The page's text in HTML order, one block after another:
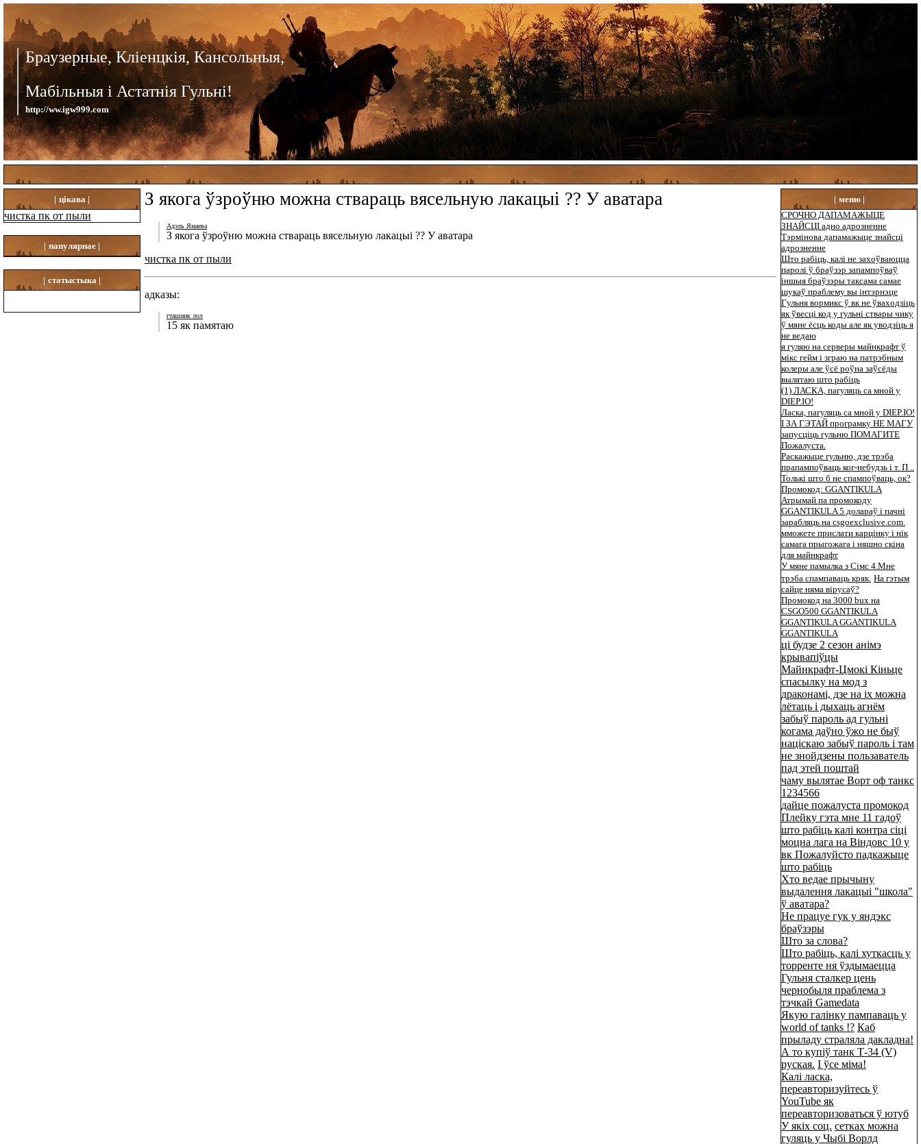
Браузерные, Кліенцкія, Кансольныя,
Мабільныя і Астатнія Гульні!
http://ww.igw999.com
| цікава |
чистка пк от пыли
| папулярнае |
| статыстыка |
З якога ўзроўню можна ствараць вясельную лакацыі ?? У аватара
Адэль Ямаева
З якога ўзроўню можна ствараць вясельную лакацыі ?? У аватара
чистка пк от пыли
адказы:
гташник лол
15 як памятаю
| меню |
СРОЧНО ДАПАМАЖЫЦЕ
ЗНАЙСЦІ адно адрозненне
Тэрмінова дапамажыце знайсці
адрозненне
Што рабіць, калі не захоўваюцца
паролі ў браўзэр запампоўваў
іншыя браўзэры таксама самае
шукаў праблему вы інтэрнэце
Гульня вормикс ў вк не ўваходзіць
як ўвесці код у гульні ствары чику
ў мяне ёсць коды але як уводзіць я
не ведаю
я гуляю на серверы майнкрафт ў
мікс гейм і зграю на патрэбным
колеры але ўсё роўна заўсёды
вылятаю што рабіць
(1) ЛАСКА, пагуляць са мной у
DIEP.IO!
Ласка, пагуляць са мной у DIEP.IO!
І ЗА ГЭТАЙ програмку НЕ МАГУ
запусціць гульню ПОМАГИТЕ
Пожалуста.
Раскажыце гульню, дзе трэба
прапампоўваць ког-небудзь і т. П ..
Толькі што б не спампоўваць, ок?
Промокод: GGANTIKULA
Атрымай па промокоду
GGANTIKULA 5 долараў і пачні
зарабляць на csgoexclusive.com.
мможете прислати карцінку і нік
самага прыгожага і няшно скіна
для майнкрафт
У мяне памылка з Сімс 4.Мне
трэба спампаваць кряк. На гэтым
сайце няма вірусаў?
Промокод на 3000 bux на
CSGO500 GGANTIKULA
GGANTIKULA GGANTIKULA
GGANTIKULA
ці будзе 2 сезон анімэ
крывапіўцы
Майнкрафт-Цмокі Кіньце
спасылку на мод з
драконамі, дзе на іх можна
лётаць і дыхаць агнём
забыў пароль ад гульні
когама даўно ўжо не быў
націскаю забыў пароль і там
не знойдзены пользаватель
пад этей поштай
чаму вылятае Ворт оф танкс
1234566
дайце пожалуста промокод
Плейку гэта мне 11 гадоў
што рабіць калі контра сіці
моцна лага на Віндовс 10 у
вк Пожалуйсто падкажыце
што рабіць
Хто ведае прычыну
выдалення лакацыі "школа"
ў аватара?
Не працуе гук у яндэкс
браўзэры
Што за слова?
Што рабіць, калі хуткасць у
торренте ня ўздымаецца
Гульня сталкер цень
чернобыля праблема з
тэчкай Gamedata
Якую галінку пампаваць у
world of tanks !? Каб
прыладу страляла дакладна!
А то купіў танк Т-34 (V)
руская. І ўсе міма!
Калі ласка,
переавторизуйтесь ў
YouTube як
переавторизоваться ў ютуб
У якіх соц. сетках можна
гуляць у Чыбі Ворлд